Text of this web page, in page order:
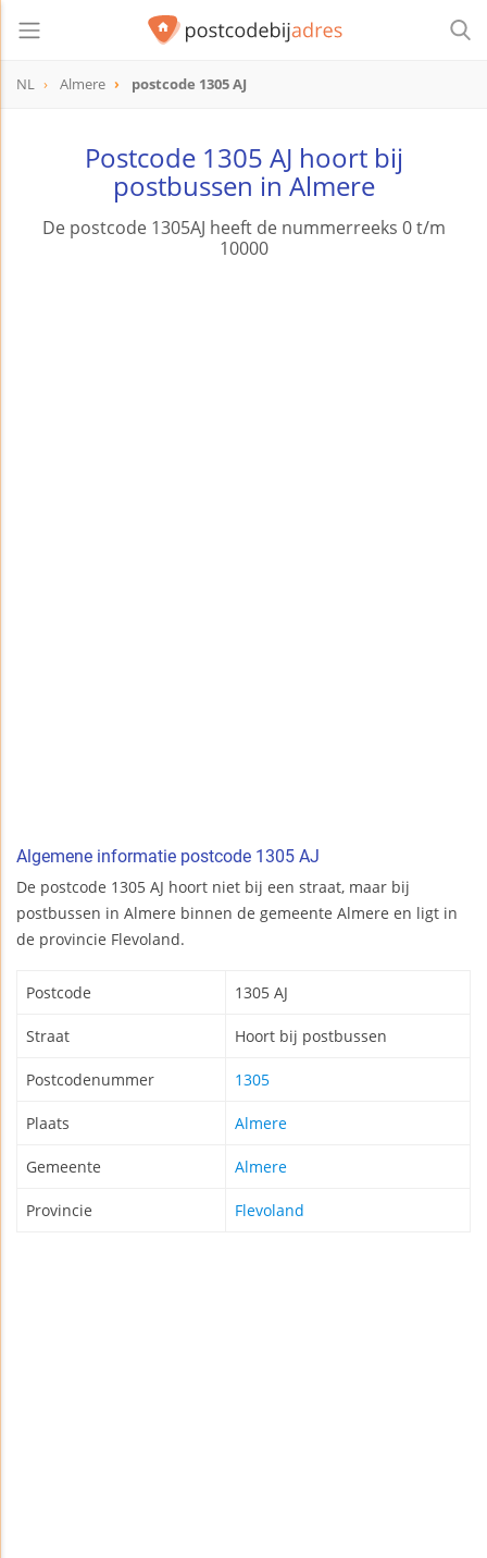
NL Almere postcode 1305 AJ
Postcode 1305 AJ hoort bij
postbussen in Almere
De postcode 1305AJ heeft de nummerreeks 0 t/m
10000
Algemene informatie postcode 1305 AJ
De postcode 1305 AJ hoort niet bij een straat, maar bij
postbussen in Almere binnen de gemeente Almere en ligt in
de provincie Flevoland.
Postcode 1305 AJ
Straat Hoort bij postbussen
Postcodenummer 1305
Plaats Almere
Gemeente Almere
Provincie Flevoland